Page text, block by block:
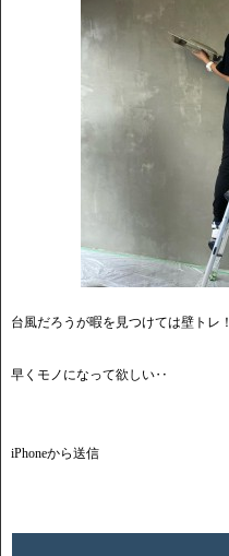
台風だろうが暇を見つけては壁トレ！
早くモノになって欲しい‥
iPhoneから送信